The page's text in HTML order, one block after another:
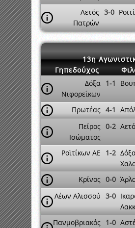
Αετός
Πατρών
3-0
13η
Γηπεδούχος
Δόξα
Νιφορεΐκων
1-1
Πρωτέας 4-1
Πείρος
Ισώματος
0-2
Ροϊτίκων ΑΕ 1-2
Κρίνος 0-0
Λέων Αλισσού 3-0
Πανμοβριακός 1-0